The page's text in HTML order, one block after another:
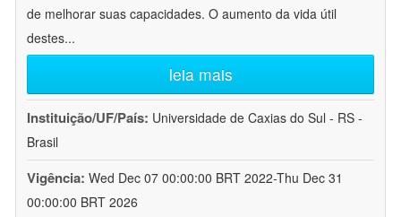
de melhorar suas capacidades. O aumento da vida útil
destes...
leia mais
Instituição/UF/País: Universidade de Caxias do Sul - RS -
Brasil
Vigência: Wed Dec 07 00:00:00 BRT 2022-Thu Dec 31
00:00:00 BRT 2026